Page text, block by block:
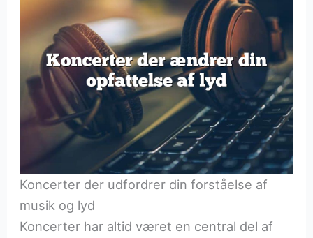
Koncerter der udfordrer din forståelse af
musik og lyd
Koncerter har altid været en central del af